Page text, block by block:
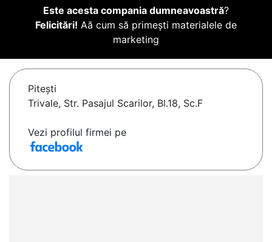
Este acesta compania dumneavoastră?
Felicitări! Aă cum să primești materialele de
marketing
Piteşti
Trivale, Str. Pasajul Scarilor, Bl.18, Sc.F
Vezi profilul firmei pe